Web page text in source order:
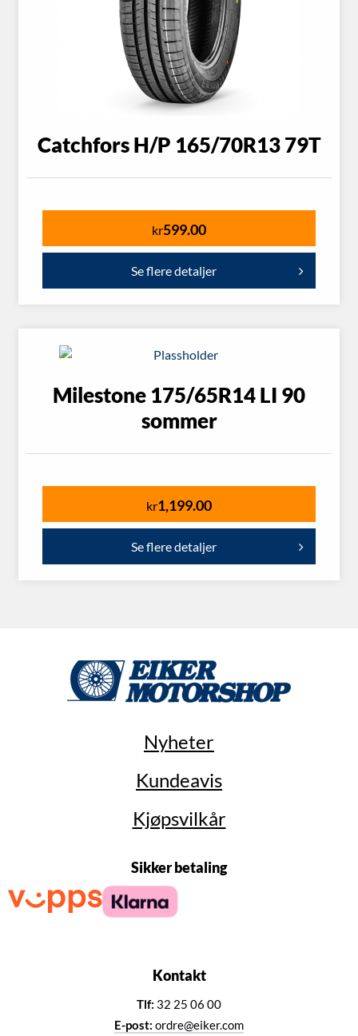
Catchfors H/P 165/70R13 79T
kr599.00
Se flere detaljer
Milestone 175/65R14 LI 90
sommer
kr1,199.00
Se flere detaljer
Nyheter
Kundeavis
Kjøpsvilkår
Sikker betaling
Kontakt
Tlf: 32 25 06 00
E-post: ordre@eiker.com